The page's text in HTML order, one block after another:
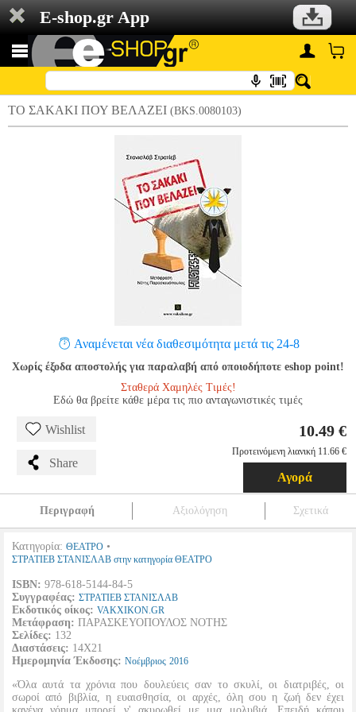
E-shop.gr App
ΤΟ ΣΑΚΑΚΙ ΠΟΥ ΒΕΛΑΖΕΙ (BKS.0080103)
Αναμένεται νέα διαθεσιμότητα μετά τις 24-8
Χωρίς έξοδα αποστολής για παραλαβή από οποιοδήποτε eshop point!
Σταθερά Χαμηλές Τιμές!
Εδώ θα βρείτε κάθε μέρα τις πιο ανταγωνιστικές τιμές
Wishlist
Share
10.49 €
Προτεινόμενη λιανική 11.66 €
Αγορά
Περιγραφή Αξιολόγηση Σχετικά
Κατηγορία: ΘΕΑΤΡΟ •
ΣΤΡΑΤΙΕΒ ΣΤΑΝΙΣΛΑΒ στην κατηγορία ΘΕΑΤΡΟ
ISBN: 978-618-5144-84-5
Συγγραφέας: ΣΤΡΑΤΙΕΒ ΣΤΑΝΙΣΛΑΒ
Εκδοτικός οίκος: VAKXIKON.GR
Μετάφραση: ΠΑΡΑΣΚΕΥΟΠΟΥΛΟΣ ΝΟΤΗΣ
Σελίδες: 132
Διαστάσεις: 14Χ21
Ημερομηνία Έκδοσης: Νοέμβριος 2016
«Όλα αυτά τα χρόνια που δουλεύεις σαν το σκυλί, οι διατριβές, οι
σωροί από βιβλία, η ευαισθησία, οι αρχές, όλη σου η ζωή δεν έχει